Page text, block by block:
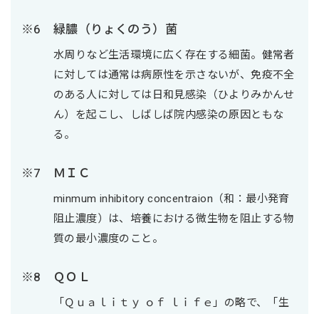
緑膿（りょくのう）菌
水周りなど生活環境に広く存在する細菌。健常者
に対しては通常は病原性を示さないが、免疫不全
のある人に対しては日和見感染（ひよりみかんせ
ん）を起こし、しばしば院内感染の原因ともな
る。
ＭＩＣ
minmum inhibitory concentraion（和：最小発育
阻止濃度）は、培養における微生物を阻止する物
質の最小濃度のこと。
ＱＯＬ
「Ｑｕａｌｉｔｙ ｏｆ ｌｉｆｅ」の略で、「生